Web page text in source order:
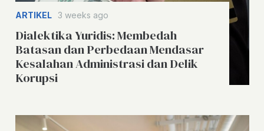
ARTIKEL 3 weeks ago
Dialektika Yuridis: Membedah
Batasan dan Perbedaan Mendasar
Kesalahan Administrasi dan Delik
Korupsi